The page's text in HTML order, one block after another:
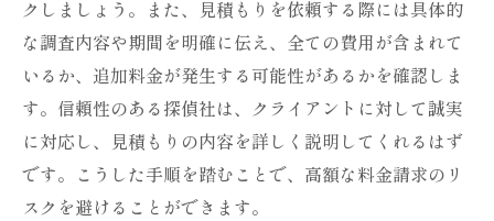
クしましょう。また、見積もりを依頼する際には具体的
な調査内容や期間を明確に伝え、全ての費用が含まれて
いるか、追加料金が発生する可能性があるかを確認しま
す。信頼性のある探偵社は、クライアントに対して誠実
に対応し、見積もりの内容を詳しく説明してくれるはず
です。こうした手順を踏むことで、高額な料金請求のリ
スクを避けることができます。